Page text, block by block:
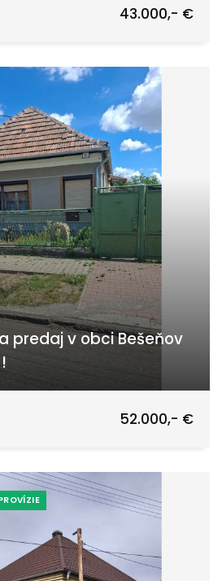
43.000,- €
predaj v obci Bešeňov
52.000,- €